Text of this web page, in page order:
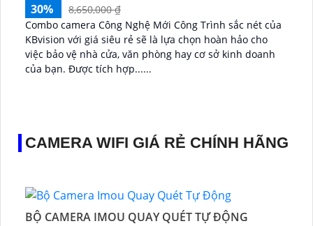
30%
8,650,000 ₫
Combo camera Công Nghệ Mới Công Trình sắc nét của
KBvision với giá siêu rẻ sẽ là lựa chọn hoàn hảo cho
việc bảo vệ nhà cửa, văn phòng hay cơ sở kinh doanh
của bạn. Được tích hợp......
CAMERA WIFI GIÁ RẺ CHÍNH HÃNG
BỘ CAMERA IMOU QUAY QUÉT TỰ ĐỘNG